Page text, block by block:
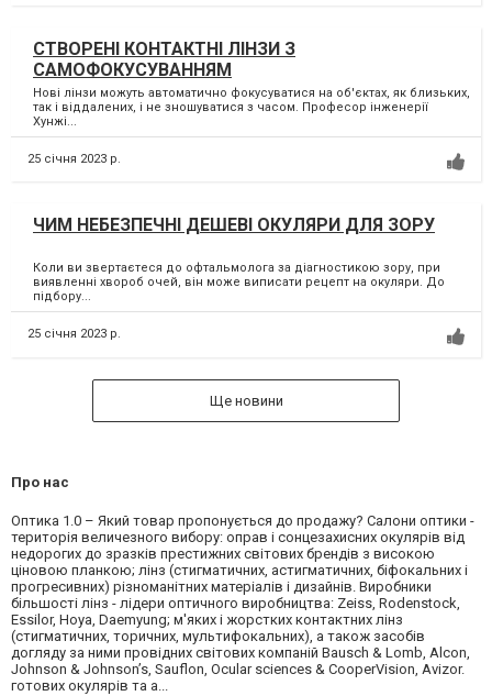
СТВОРЕНІ КОНТАКТНІ ЛІНЗИ З
САМОФОКУСУВАННЯМ
Нові лінзи можуть автоматично фокусуватися на об'єктах, як близьких,
так і віддалених, і не зношуватися з часом. Професор інженерії
Хунжі...
25 січня 2023 р.
ЧИМ НЕБЕЗПЕЧНІ ДЕШЕВІ ОКУЛЯРИ ДЛЯ ЗОРУ
Коли ви звертаєтеся до офтальмолога за діагностикою зору, при
виявленні хвороб очей, він може виписати рецепт на окуляри. До
підбору...
25 січня 2023 р.
Ще новини
Про нас
Оптика 1.0 – Який товар пропонується до продажу? Салони оптики -
територія величезного вибору: оправ і сонцезахисних окулярів від
недорогих до зразків престижних світових брендів з високою
ціновою планкою; лінз (стигматичних, астигматичних, біфокальних і
прогресивних) різноманітних матеріалів і дизайнів. Виробники
більшості лінз - лідери оптичного виробництва: Zeiss, Rodenstock,
Essilor, Hoya, Daemyung; м'яких і жорстких контактних лінз
(стигматичних, торичних, мультифокальних), а також засобів
догляду за ними провідних світових компаній Bausch & Lomb, Alcon,
Johnson & Johnson’s, Sauflon, Ocular sciences & CooperVision, Avizor.
готових окулярів та а...